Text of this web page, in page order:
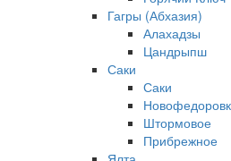
Гагры (Абхазия)
Алахадзы
Цандрыпш
Саки
Саки
Штормовое
Прибрежное